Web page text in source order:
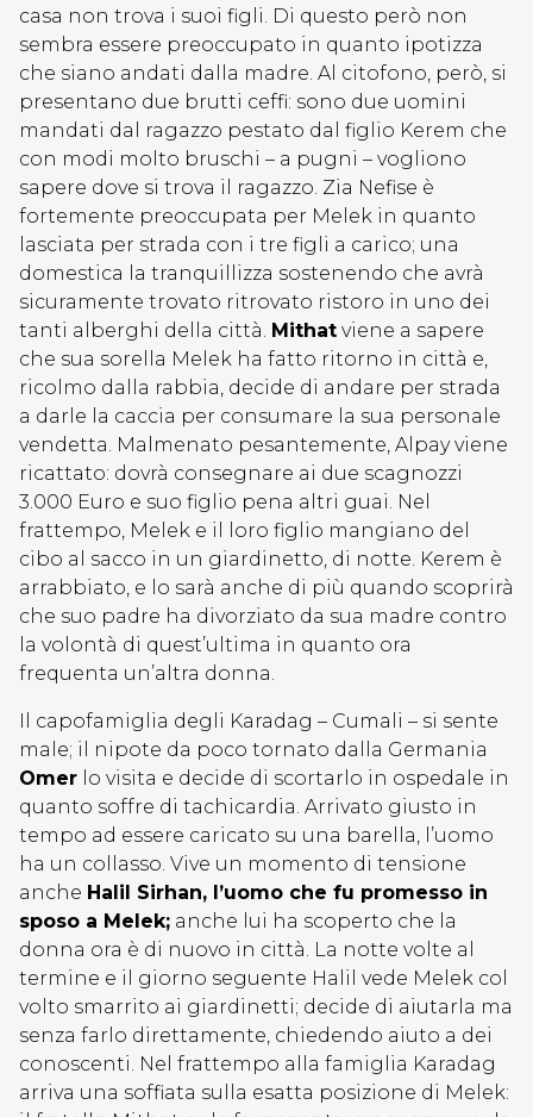
casa non trova i suoi figli. Di questo però non
sembra essere preoccupato in quanto ipotizza
che siano andati dalla madre. Al citofono, però, si
presentano due brutti ceffi: sono due uomini
mandati dal ragazzo pestato dal figlio Kerem che
con modi molto bruschi – a pugni – vogliono
sapere dove si trova il ragazzo. Zia Nefise è
fortemente preoccupata per Melek in quanto
lasciata per strada con i tre figli a carico; una
domestica la tranquillizza sostenendo che avrà
sicuramente trovato ritrovato ristoro in uno dei
tanti alberghi della città. Mithat viene a sapere
che sua sorella Melek ha fatto ritorno in città e,
ricolmo dalla rabbia, decide di andare per strada
a darle la caccia per consumare la sua personale
vendetta. Malmenato pesantemente, Alpay viene
ricattato: dovrà consegnare ai due scagnozzi
3.000 Euro e suo figlio pena altri guai. Nel
frattempo, Melek e il loro figlio mangiano del
cibo al sacco in un giardinetto, di notte. Kerem è
arrabbiato, e lo sarà anche di più quando scoprirà
che suo padre ha divorziato da sua madre contro
la volontà di quest’ultima in quanto ora
frequenta un’altra donna.
Il capofamiglia degli Karadag – Cumali – si sente
male; il nipote da poco tornato dalla Germania
Omer lo visita e decide di scortarlo in ospedale in
quanto soffre di tachicardia. Arrivato giusto in
tempo ad essere caricato su una barella, l’uomo
ha un collasso. Vive un momento di tensione
anche Halil Sirhan, l’uomo che fu promesso in
sposo a Melek; anche lui ha scoperto che la
donna ora è di nuovo in città. La notte volte al
termine e il giorno seguente Halil vede Melek col
volto smarrito ai giardinetti; decide di aiutarla ma
senza farlo direttamente, chiedendo aiuto a dei
conoscenti. Nel frattempo alla famiglia Karadag
arriva una soffiata sulla esatta posizione di Melek: